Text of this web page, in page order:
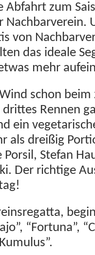
Abfahrt zum
Nach­barvere­in.
von
das ide­ale
mehr
schon
Ren­nen
ein
als dreißig
Ste­fan
Der richtige
“For­tu­na”,